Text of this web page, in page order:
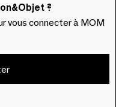
?
vous connecter à MOM